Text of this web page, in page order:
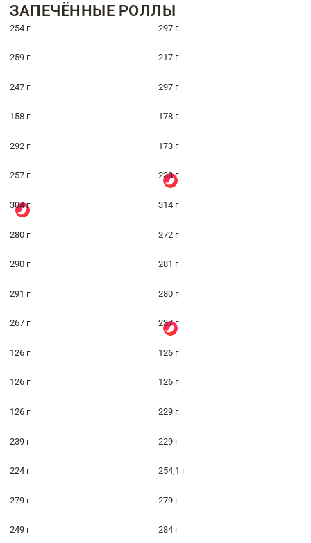
ЗАПЕЧЁННЫЕ РОЛЛЫ
254 г 297 г
259 г 217 г
247 г 297 г
158 г 178 г
292 г 173 г
257 г 238 г
304 г 314 г
280 г 272 г
290 г 281 г
291 г 280 г
267 г 237 г
126 г 126 г
126 г 126 г
126 г 229 г
239 г 229 г
224 г 254,1 г
279 г 279 г
249 г 284 г